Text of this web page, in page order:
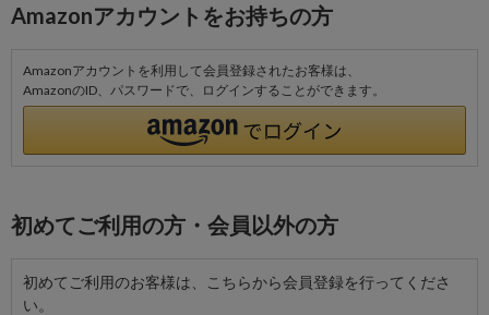
Amazonアカウントをお持ちの方
Amazonアカウントを利用して会員登録されたお客様は、
AmazonのID、パスワードで、ログインすることができます。
初めてご利用の方・会員以外の方
初めてご利用のお客様は、こちらから会員登録を行ってくださ
い。